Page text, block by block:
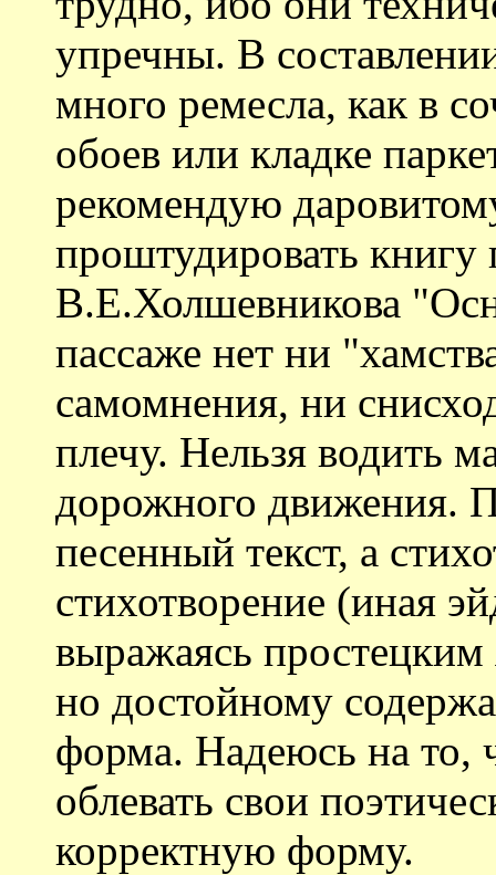
упречны. В
много ремесла, как в
обоев или кладке
рекомендую
проштудировать книгу
В.Е.Холшевникова
пассаже нет ни
самомнения, ни
плечу. Нельзя водить
дорожного движения.
песенный текст, а
стихотворение (иная
выражаясь
но достойному
форма. Надеюсь на то,
облевать свои
корректную форму.